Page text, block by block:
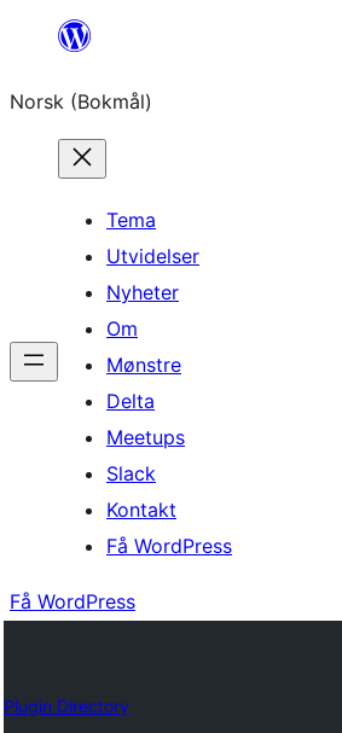
Hopp
innhold
Norsk (Bokmål)
Tema
Utvidelser
Nyheter
Om
Mønstre
Delta
Meetups
Slack
Kontakt
Få WordPress
Få WordPress
Plugin Directory